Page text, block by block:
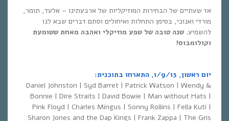
אז שעתיים של הבחירות המוזיקליות של ארבעתינו – אלעד, תומר,
מורדי ואנוכי, בסימן התחלות ואיחולים וסתם דברים שבא לנו
להשמיע. שנה טובה של שפע מוזיקלי ואהבה מאחת ששומעת
וקולומבוס!
יום ראשון, 1/9/13, התארחו בתוכנית:
Daniel Johnston | Syd Barret | Patrick Watson | Wendy &
Bonnie | Dire Straits | David Bowie | Man without Hats |
Pink Floyd | Charles Mingus | Sonny Rollins | Fella Kuti |
Sharon Jones and the Dap Kings | Frank Zappa | The Gris